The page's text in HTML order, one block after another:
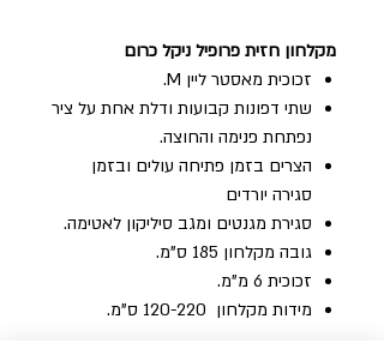
מקלחון‭ ‬חזית‭ ‬פרופיל‭ ‬ניקל‭ ‬כרום
זכוכית מאסטר ליין M.
שתי דפונות קבועות ודלת אחת על ציר
נפתחת פנימה והחוצה.
הצרים בזמן פתיחה עולים ובזמן
סגירה יורדים
סגירת‭ ‬מגנטים‭ ‬ומגב‭ ‬סיליקון‭ ‬לאטימה‭.‬
גובה‭ ‬מקלחון‭ ‬185‭ ‬ס"מ‭. ‬
זכוכית‭ ‬6‭ ‬מ"מ‭. ‬
מידות ‬מקלחון ‭ 120-220 ‬ס"מ‭. ‬